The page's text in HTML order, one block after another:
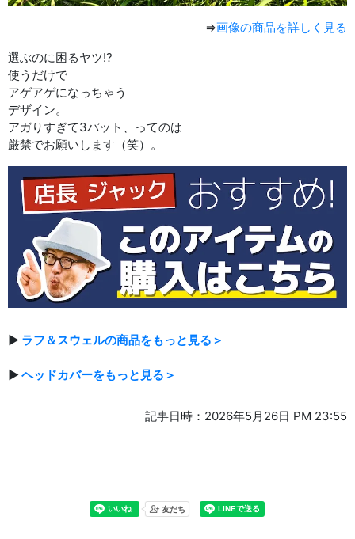
⇒画像の商品を詳しく見る
選ぶのに困るヤツ!?
使うだけで
アゲアゲになっちゃう
デザイン。
アガりすぎて3パット、ってのは
厳禁でお願いします（笑）。
▶ ラフ＆スウェルの商品をもっと見る＞
▶ヘッドカバーをもっと見る＞
記事日時：2026年5月26日 PM 23:55